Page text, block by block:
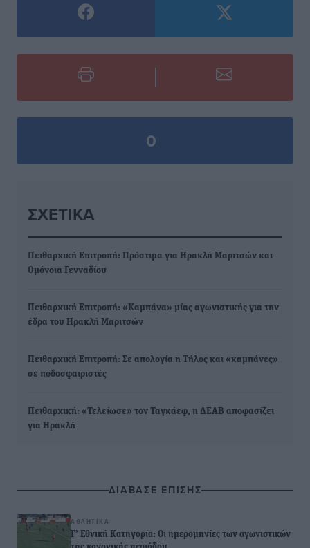
0
ΣΧΕΤΙΚΆ
Πειθαρχική Επιτροπή: Πρόστιμα για Ηρακλή Μαριτσών και
Ομόνοια Γενναδίου
Πειθαρχική Επιτροπή: «Καμπάνα» μίας αγωνιστικής για την
έδρα του Ηρακλή Μαριτσών
Πειθαρχική Επιτροπή: Σε απολογία η Τήλος και «καμπάνες»
σε ποδοσφαιριστές
Πειθαρχική: «Τελείωσε» τον Ταγκάεφ, η ΔΕΑΒ αποφασίζει
για Ηρακλή
ΔΙΑΒΑΣΕ ΕΠΙΣΗΣ
ΑΘΛΗΤΙΚΆ
Γ’ Εθνική Κατηγορία: Οι ημερομηνίες των αγωνιστικών